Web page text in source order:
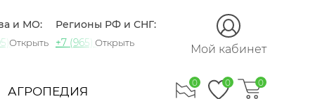
и МО:
721-60-15
Открыть
Регионы РФ и СНГ:
+7 (965) 420-10-10
Открыть Мой кабинет
АГРОПЕДИЯ
0 0 0